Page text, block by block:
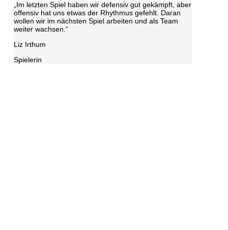
„Im letzten Spiel haben wir defensiv gut gekämpft, aber
offensiv hat uns etwas der Rhythmus gefehlt. Daran
wollen wir im nächsten Spiel arbeiten und als Team
weiter wachsen.“
Liz Irthum
Spielerin